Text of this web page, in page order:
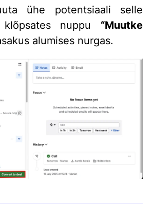
ühe potentsiaali selle
klõpsates nuppu “Muutke
alumises nurgas.